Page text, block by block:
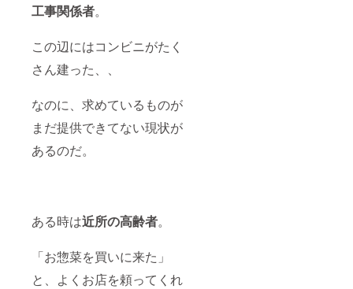
工事関係者。
この辺にはコンビニがたく
さん建った、、
なのに、求めているものが
まだ提供できてない現状が
あるのだ。
ある時は近所の高齢者。
「お惣菜を買いに来た」
と、よくお店を頼ってくれ